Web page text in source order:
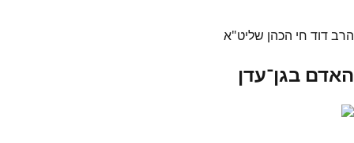
הרב דוד חי הכהן שליט"א
האדם בגן־עדן